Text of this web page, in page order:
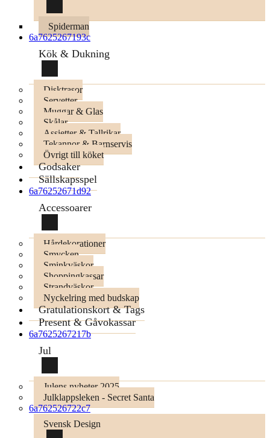
Spiderman
6a7625267193c
Kök & Dukning
Disktrasor
Servetter
Muggar & Glas
Skålar
Assietter & Tallrikar
Tekannor & Barnservis
Övrigt till köket
Godsaker
Sällskapsspel
6a76252671d92
Accessoarer
Hårdekorationer
Smycken
Sminkväskor
Shoppingkassar
Strandväskor
Nyckelring med budskap
Gratulationskort & Tags
Present & Gåvokassar
6a7625267217b
Jul
Julens nyheter 2025
Julklappsleken - Secret Santa
6a762526722c7
Svensk Design